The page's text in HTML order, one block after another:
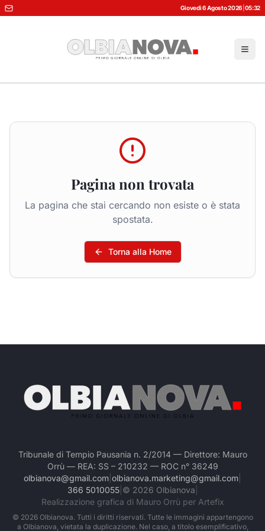
Giovedì 6 Agosto 2026 05:32
Pagina non trovata
La pagina che stai cercando non esiste o è stata
spostata.
Torna alla Home
Tribunale di Tempio Pausania n. 2/2014 — Direttore: Mauro
Orrù — REA: SS – 210232 — ROC n° 36249
olbianova@gmail.com olbianova.marketing@gmail.com
366 5010055| © 2026 Olbianova
Realizzazione grafica di Mauro Orrù per Artefix
© 2026Olbianova. Tutti i diritti riservati. Tutte le immagini appartengono
a Olbianova, vietata la duplicazione. Nel caso, a titolo esemplificativo,